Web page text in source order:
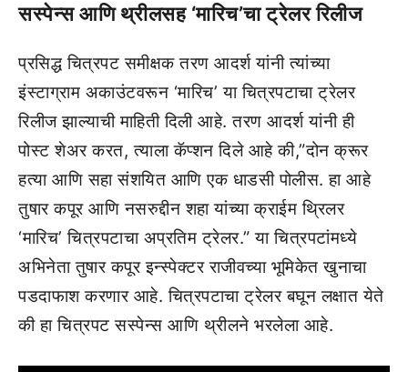
सस्पेन्स आणि थ्रीलसह ‘मारिच’चा ट्रेलर रिलीज
प्रसिद्ध चित्रपट समीक्षक तरण आदर्श यांनी त्यांच्या
इंस्टाग्राम अकाउंटवरून ‘मारिच’ या चित्रपटाचा ट्रेलर
रिलीज झाल्याची माहिती दिली आहे. तरण आदर्श यांनी ही
पोस्ट शेअर करत, त्याला कॅप्शन दिले आहे की,”दोन क्रूर
हत्या आणि सहा संशयित आणि एक धाडसी पोलीस. हा आहे
तुषार कपूर आणि नसरुद्दीन शहा यांच्या क्राईम थ्रिलर
‘मारिच’ चित्रपटाचा अप्रतिम ट्रेलर.” या चित्रपटांमध्ये
अभिनेता तुषार कपूर इन्स्पेक्टर राजीवच्या भूमिकेत खुनाचा
पडदाफाश करणार आहे. चित्रपटाचा ट्रेलर बघून लक्षात येते
की हा चित्रपट सस्पेन्स आणि थ्रीलने भरलेला आहे.